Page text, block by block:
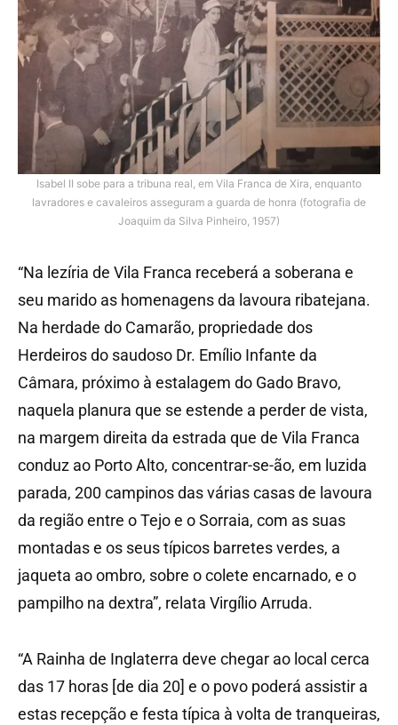
Isabel II sobe para a tribuna real, em Vila Franca de Xira, enquanto
lavradores e cavaleiros asseguram a guarda de honra (fotografia de
Joaquim da Silva Pinheiro, 1957)
“Na lezíria de Vila Franca receberá a soberana e
seu marido as homenagens da lavoura ribatejana.
Na herdade do Camarão, propriedade dos
Herdeiros do saudoso Dr. Emílio Infante da
Câmara, próximo à estalagem do Gado Bravo,
naquela planura que se estende a perder de vista,
na margem direita da estrada que de Vila Franca
conduz ao Porto Alto, concentrar-se-ão, em luzida
parada, 200 campinos das várias casas de lavoura
da região entre o Tejo e o Sorraia, com as suas
montadas e os seus típicos barretes verdes, a
jaqueta ao ombro, sobre o colete encarnado, e o
pampilho na dextra”, relata Virgílio Arruda.
“A Rainha de Inglaterra deve chegar ao local cerca
das 17 horas [de dia 20] e o povo poderá assistir a
estas recepção e festa típica à volta de tranqueiras,